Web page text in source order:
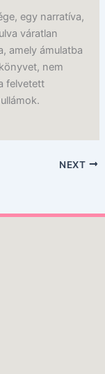
egy narratíva,
váratlan
amely ámulatba
nem
felvetett
NEXT